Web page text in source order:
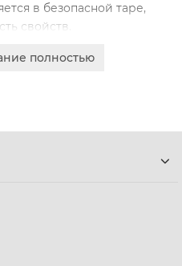
в безопасной таре,
свойств.
и объемы поставки
полностью